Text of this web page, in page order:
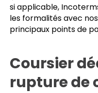
La Moldavie étant
l'UE, un
Nos équipes préparent
les formalités avec
principaux points de